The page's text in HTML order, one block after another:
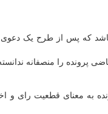
باشد که پس از طرح یک
پرونده را منصفانه